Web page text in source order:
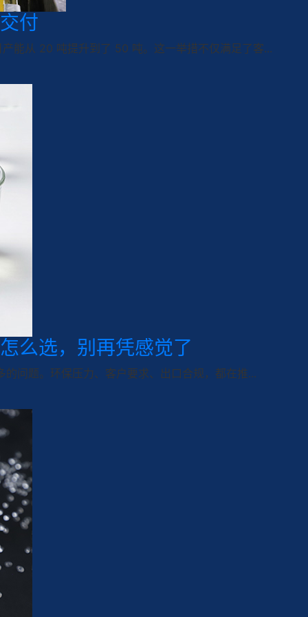
付
能从 20 吨提升到了 50 吨。这一举措不仅满足了客...
么选，别再凭感觉了
问题。环保压力、客户要求、出口合规，都在推...